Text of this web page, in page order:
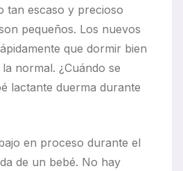
tan escaso y precioso
pequeños. Los nuevos
que dormir bien
normal. ¿Cuándo se
lactante duerma durante
en proceso durante el
de un bebé. No hay